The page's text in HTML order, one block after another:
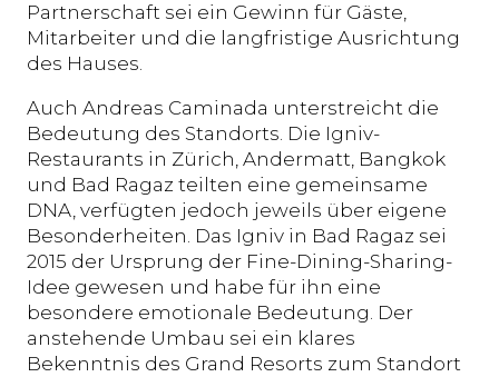
Partnerschaft sei ein Gewinn für Gäste,
Mitarbeiter und die langfristige Ausrichtung
des Hauses.
Auch Andreas Caminada unterstreicht die
Bedeutung des Standorts. Die Igniv-
Restaurants in Zürich, Andermatt, Bangkok
und Bad Ragaz teilten eine gemeinsame
DNA, verfügten jedoch jeweils über eigene
Besonderheiten. Das Igniv in Bad Ragaz sei
2015 der Ursprung der Fine-Dining-Sharing-
Idee gewesen und habe für ihn eine
besondere emotionale Bedeutung. Der
anstehende Umbau sei ein klares
Bekenntnis des Grand Resorts zum Standort